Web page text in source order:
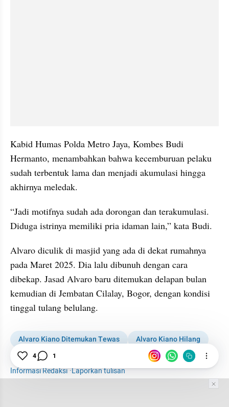
Kabid Humas Polda Metro Jaya, Kombes Budi
Hermanto, menambahkan bahwa kecemburuan pelaku
sudah terbentuk lama dan menjadi akumulasi hingga
akhirnya meledak.
“Jadi motifnya sudah ada dorongan dan terakumulasi.
Diduga istrinya memiliki pria idaman lain,” kata Budi.
Alvaro diculik di masjid yang ada di dekat rumahnya
pada Maret 2025. Dia lalu dibunuh dengan cara
dibekap. Jasad Alvaro baru ditemukan delapan bulan
kemudian di Jembatan Cilalay, Bogor, dengan kondisi
tinggal tulang belulang.
Alvaro Kiano Ditemukan Tewas
Alvaro Kiano Hilang
Polisi
Polres Jakarta Selatan
News
Informasi Redaksi·Laporkan tulisan
4 1